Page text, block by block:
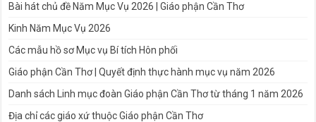
Bài hát chủ đề Năm Mục Vụ 2026 | Giáo phận Cần Thơ
Kinh Năm Mục Vụ 2026
Các mẫu hồ sơ Mục vụ Bí tích Hôn phối
Giáo phận Cần Thơ | Quyết định thực hành mục vụ năm 2026
Danh sách Linh mục đoàn Giáo phận Cần Thơ từ tháng 1 năm 2026
Địa chỉ các giáo xứ thuộc Giáo phận Cần Thơ